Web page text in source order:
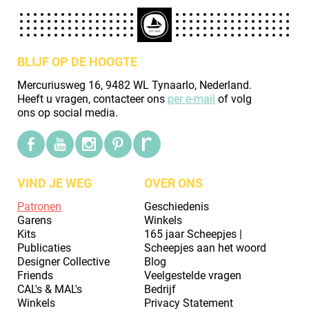
BLIJF OP DE HOOGTE
Mercuriusweg 16, 9482 WL Tynaarlo, Nederland.
Heeft u vragen, contacteer ons per e-mail of volg
ons op social media.
VIND JE WEG
Patronen
Garens
Kits
Publicaties
Designer Collective
Friends
CAL's & MAL's
Winkels
OVER ONS
Geschiedenis
Winkels
165 jaar Scheepjes |
Scheepjes aan het woord
Blog
Veelgestelde vragen
Bedrijf
Privacy Statement